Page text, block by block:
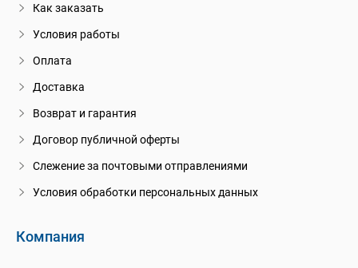
Как заказать
Условия работы
Оплата
Доставка
Возврат и гарантия
Договор публичной оферты
Слежение за почтовыми отправлениями
Условия обработки персональных данных
Компания